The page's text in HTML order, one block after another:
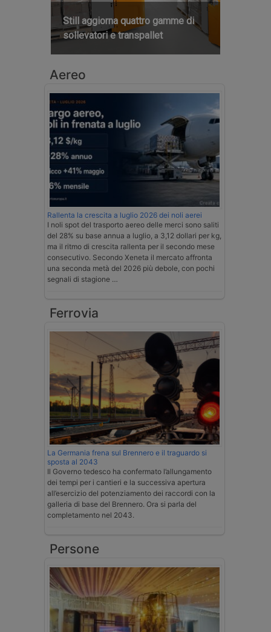
Still aggiorna quattro gamme di
sollevatori e transpallet
Aereo
Rallenta la crescita a luglio 2026 dei noli aerei
I noli spot del trasporto aereo delle merci sono saliti
del 28% su base annua a luglio, a 3,12 dollari per kg,
ma il ritmo di crescita rallenta per il secondo mese
consecutivo. Secondo Xeneta il mercato affronta
una seconda metà del 2026 più debole, con pochi
segnali di stagione …
Ferrovia
La Germania frena sul Brennero e il traguardo si
sposta al 2043
Il Governo tedesco ha confermato l’allungamento
dei tempi per i cantieri e la successiva apertura
all’esercizio del potenziamento dei raccordi con la
galleria di base del Brennero. Ora si parla del
completamento nel 2043.
Persone